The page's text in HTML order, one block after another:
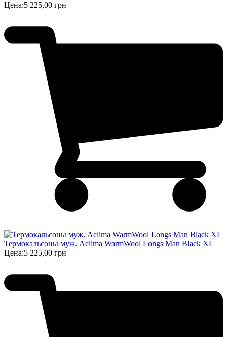
Цена:5 225,00 грн
Термокальсоны муж. Aclima WarmWool Longs Man Black XL
Цена:5 225,00 грн